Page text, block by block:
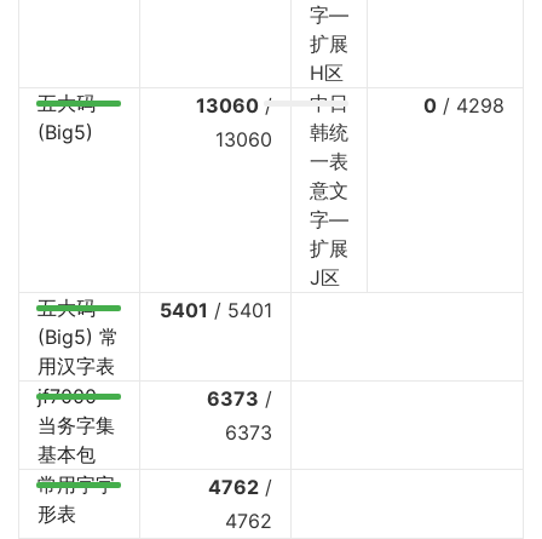
字—
扩展
H区
五大码
(Big5)
13060 /
13060
中日
韩统
一表
意文
字—
扩展
J区
0 / 4298
五大码
(Big5) 常
用汉字表
5401 / 5401
jf7000
当务字集
基本包
6373 /
6373
常用字字
形表
4762 /
4762